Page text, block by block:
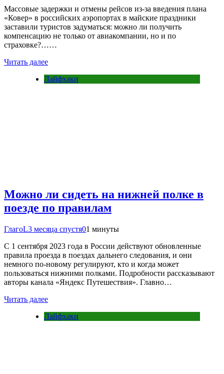
Массовые задержки и отмены рейсов из-за введения плана
«Ковер» в российских аэропортах в майские праздники
заставили туристов задуматься: можно ли получить
компенсацию не только от авиакомпании, но и по
страховке?……
Читать далее
Лайфхаки
Можно ли сидеть на нижней полке в
поезде по правилам
ГлагоL3 месяца спустя01 минуты
С 1 сентября 2023 года в России действуют обновленные
правила проезда в поездах дальнего следования, и они
немного по-новому регулируют, кто и когда может
пользоваться нижними полками. Подробности рассказывают
авторы канала «Яндекс Путешествия». Главно…
Читать далее
Лайфхаки